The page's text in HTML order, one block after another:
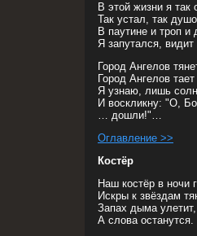
В этой жизни я так
Так устал, так
В паутине и троп и
Я запутался, видит
Город Ангелов
Город Ангелов
Я узнаю, лишь
И воскликну: "О,
… дошли!"…
Оглавление >>
Костёр
Наш костёр в ночи
Искры к звёздам
Запах дыма улетит,
А слова останутся.